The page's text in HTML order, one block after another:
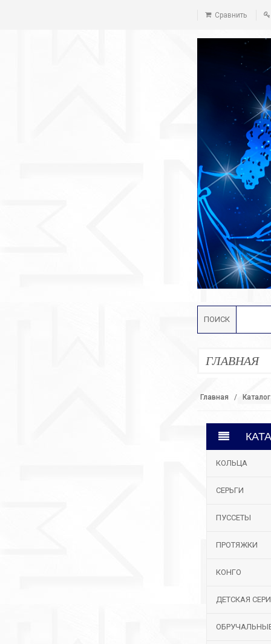
Сравнить
ПОИСК
ГЛАВНАЯ
Главная Каталог
КОЛЬЦА
СЕРЬГИ
ПУССЕТЫ
ПРОТЯЖКИ
КОНГО
ДЕТСКАЯ